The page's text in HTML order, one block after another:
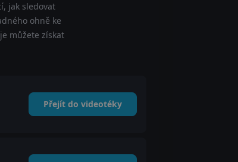
jak sledovat
ohně ke
můžete získat
Přejít do videotéky